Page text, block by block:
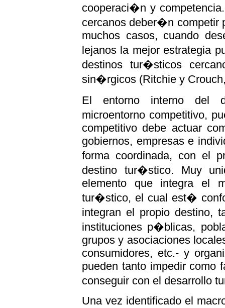
cooperaci�n y
cercanos deber�n competir
muchos casos, cuando
lejanos la mejor estrategia
destinos tur�sticos
sin�rgicos (Ritchie y
El entorno interno del
microentorno competitivo,
competitivo debe actuar
gobiernos, empresas e
forma coordinada, con el
destino tur�stico. Muy
elemento que integra el
tur�stico, el cual est�
integran el propio destino,
instituciones p�blicas,
grupos y asociaciones
consumidores, etc.- y
pueden tanto impedir como
conseguir con el desarrollo
Una vez identificado el